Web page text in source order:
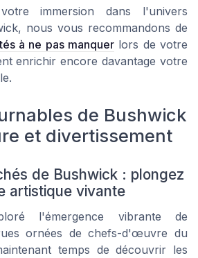
immersion dans l'univers
nous vous recommandons de
à ne pas manquer lors de votre
enrichir encore davantage votre
de Bushwick
et divertissement
de Bushwick : plongez
artistique vivante
l'émergence vibrante de
ornées de chefs-d'œuvre du
temps de découvrir les